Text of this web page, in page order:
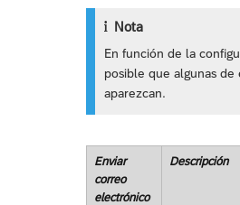
Nota
En función de la
posible que algunas de
aparezcan.
Enviar
correo
electrónico
Descripción